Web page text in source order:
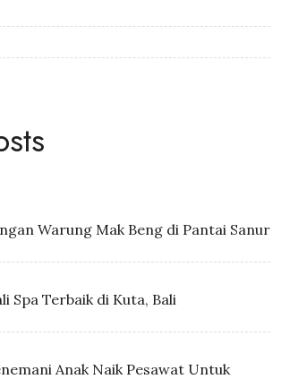
Warung Mak Beng di Pantai Sanur
Spa Terbaik di Kuta, Bali
Anak Naik Pesawat Untuk